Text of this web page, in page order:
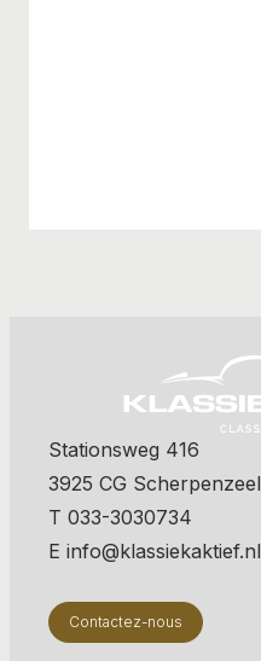
Stationsweg 416
3925 CG Scherpenzeel
T 033-3030734
E info@klassiekaktief.nl
Contactez-nous